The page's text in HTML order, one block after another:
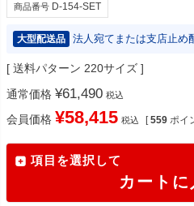
商品番号 D-154-SET
大型配送品 法人宛てまたは支店止め
送料パターン 220サイズ
通常価格 ¥61,490 税込
会員価格 ¥58,415 税込 [ 559 ポイ
項目を選択して
カートに